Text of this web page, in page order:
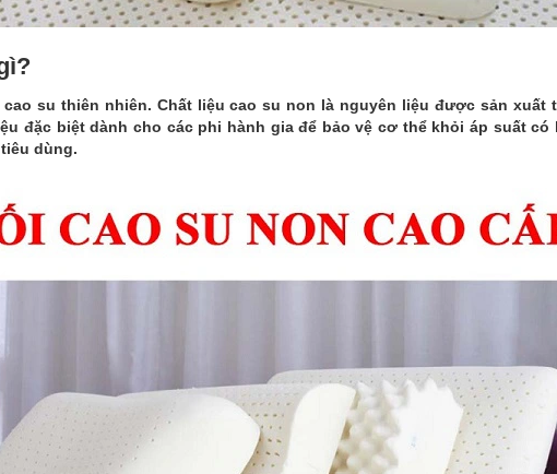
su thiên nhiên. Chất liệu cao su non là nguyên liệu được sản xuất
đặc biệt dành cho các phi hành gia để bảo vệ cơ thể khỏi áp suất
dùng.